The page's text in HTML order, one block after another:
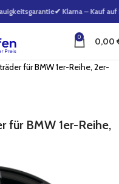
✔ Klarna – Kauf auf
0 0,00
für BMW 1er-Reihe, 2er-
für BMW 1er-Reihe,